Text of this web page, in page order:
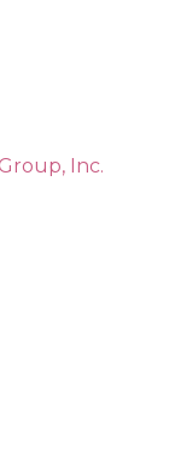
Inc.